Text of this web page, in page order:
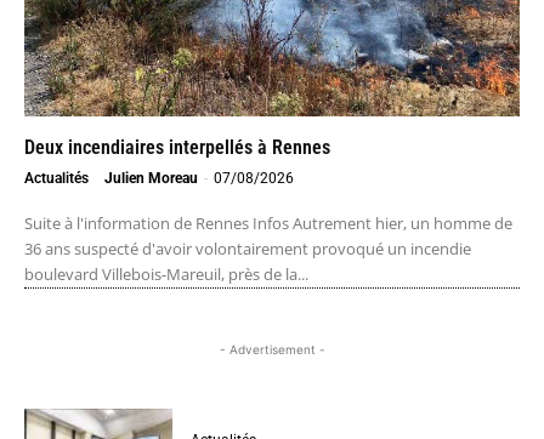
Deux incendiaires interpellés à Rennes
Actualités Julien Moreau - 07/08/2026
Suite à l'information de Rennes Infos Autrement hier, un homme de
36 ans suspecté d'avoir volontairement provoqué un incendie
boulevard Villebois-Mareuil, près de la...
- Advertisement -